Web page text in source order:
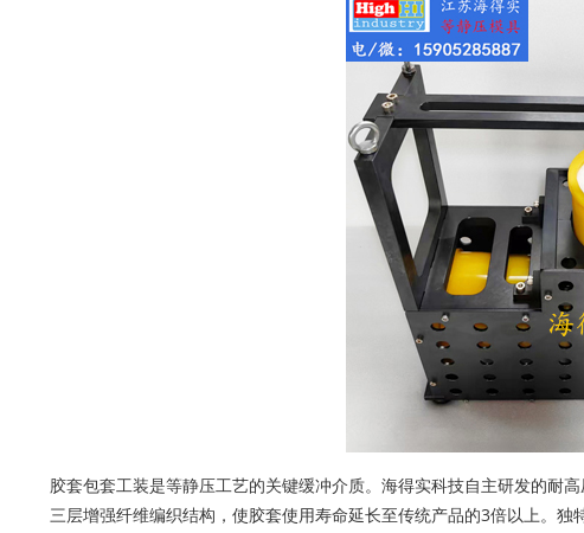
胶套包套工装是等静压工艺的关键缓冲介质。海得实科技自主研发的
三层增强纤维编织结构，使胶套使用寿命延长至传统产品的3倍以上。